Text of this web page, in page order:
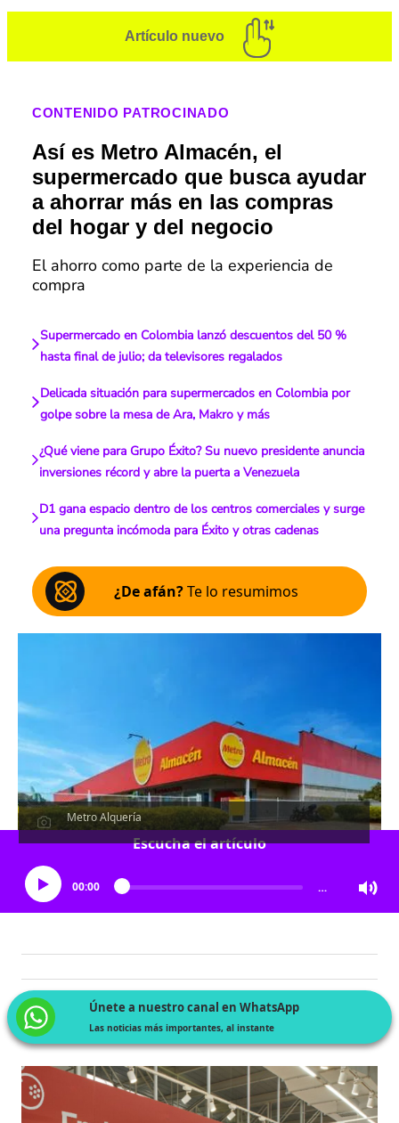
Artículo nuevo
CONTENIDO PATROCINADO
Así es Metro Almacén, el
supermercado que busca ayudar
a ahorrar más en las compras
del hogar y del negocio
El ahorro como parte de la experiencia de
compra
Supermercado en Colombia lanzó descuentos del 50 %
hasta final de julio; da televisores regalados
Delicada situación para supermercados en Colombia por
golpe sobre la mesa de Ara, Makro y más
¿Qué viene para Grupo Éxito? Su nuevo presidente anuncia
inversiones récord y abre la puerta a Venezuela
D1 gana espacio dentro de los centros comerciales y surge
una pregunta incómoda para Éxito y otras cadenas
¿De afán?Te lo resumimos
Metro Alquería
Escucha el artículo
00:00 …
Únete a nuestro canal en WhatsApp
Las noticias más importantes, al instante